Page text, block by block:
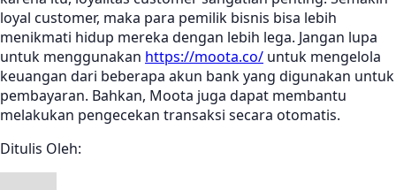
loyal customer, maka para pemilik bisnis bisa lebih
menikmati hidup mereka dengan lebih lega. Jangan lupa
untuk menggunakan https://moota.co/ untuk mengelola
keuangan dari beberapa akun bank yang digunakan untuk
pembayaran. Bahkan, Moota juga dapat membantu
melakukan pengecekan transaksi secara otomatis.
Ditulis Oleh: